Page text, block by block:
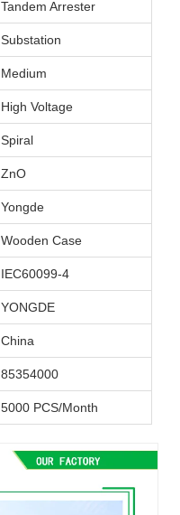
Tandem Arrester
Substation
Medium
High Voltage
Spiral
ZnO
Yongde
Wooden Case
IEC60099-4
YONGDE
China
85354000
5000 PCS/Month